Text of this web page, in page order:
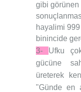
gibi görünen
hayalimi 999
binincide
3- Ufku
gücüne
üreterek
"Günde en